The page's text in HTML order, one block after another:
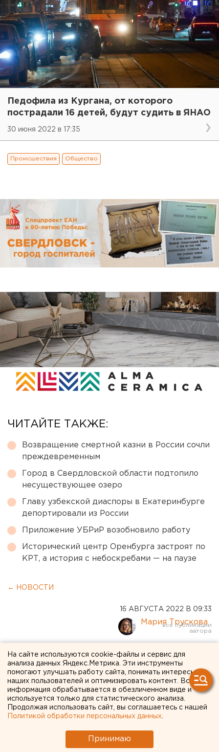
Педофила из Кургана, от которого
пострадали 16 детей, будут судить в ЯНАО
30 июня 2022 в 17:35
Происшествия Общество
ЧИТАЙТЕ ТАКЖЕ:
Возвращение смертной казни в России сочли
преждевременным
Город в Свердловской области подтопило
несуществующее озеро
Главу узбекской диаспоры в Екатеринбурге
депортировали из России
Приложение УБРиР возобновило работу
Исторический центр Оренбурга застроят по
КРТ, а история с небоскребами — на паузе
← НОВОСТИ
16 АВГУСТА 2022 В 09:33
Мария Трускова
Современную машину
подарили сотрудникам
обогатительной фабрики
СУМЗа к юбилею
предприятия
На сайте используются cookie-файлы и сервис для
анализа данных Яндекс.Метрика. Эти инструменты
помогают улучшать работу сайта, понимать интересы
наших пользователей и оптимизировать контент. Вся
информация обрабатывается в обезличенном виде и
используется только для статистического анализа.
Продолжая использовать сайт, вы соглашаетесь с нашей
Политикой обработки персональных данных
Принимаю